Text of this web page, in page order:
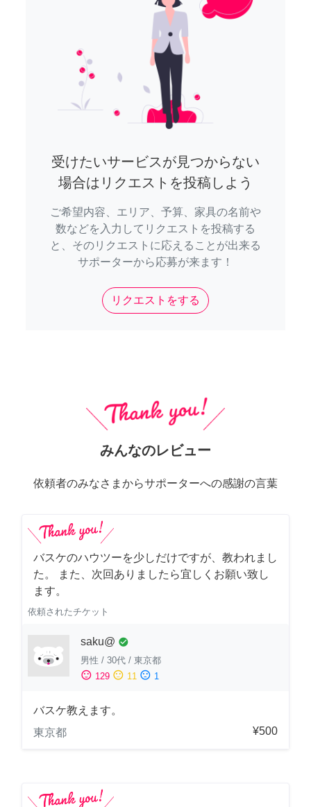
受けたいサービスが見つからない
場合はリクエストを投稿しよう
ご希望内容、エリア、予算、家具の名前や
数などを入力してリクエストを投稿する
と、そのリクエストに応えることが出来る
サポーターから応募が来ます！
リクエストをする
みんなのレビュー
依頼者のみなさまからサポーターへの感謝の言葉
バスケのハウツーを少しだけですが、教われまし
た。 また、次回ありましたら宜しくお願い致し
ます。
依頼されたチケット
saku@ check_circle
男性 / 30代 / 東京都
sentiment_satisfied 129 sentiment_neutral 11 sentiment_dissatisfied 1
バスケ教えます。
東京都
¥500